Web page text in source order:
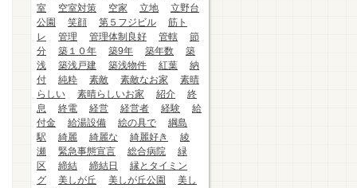
室
空室対策 空家 立地
立野台
公園
笑顔 第５フジビル
筋ト
レ
管理 管理体制良好 管轄
節
分
築１０年 築9年 築年数
築
浅
築浅戸建 築浅物件 紅葉
納
付
純粋 素敵 素敵なお家
素晴
らしい
素晴らしいお家 紹介
終
息
終電 経営 経営者 経験
給
付金
給湯設備 絵の具で
綱島
駅
綺麗 綺麗な 綺麗好き
綾
瀬
緊急事態宣言 総合病院
緑
区
締結 締結日
縁とタイミン
グ
美しが丘 美しが丘公園
美し